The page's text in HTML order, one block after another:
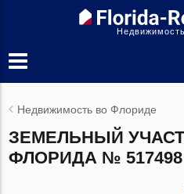
Недвижимость во Флориде
ЗЕМЕЛЬНЫЙ
ФЛОРИДА № 517498